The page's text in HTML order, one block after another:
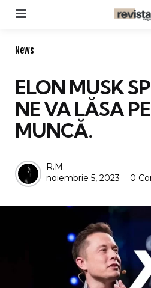
Categories
News
ELON MUSK
NE VA LĂSA
MUNCĂ.
Posted
by
R.M.
noiembrie 5, 2023
0